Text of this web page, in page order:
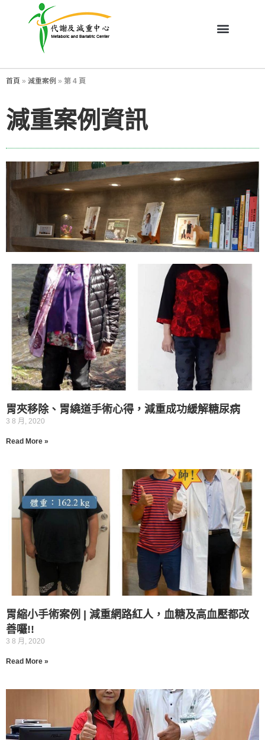
首頁 » 減重案例 » 第 4 頁
減重案例資訊
胃夾移除、胃繞道手術心得，減重成功緩解糖尿病
3 8 月, 2020
Read More »
胃縮小手術案例 | 減重網路紅人，血糖及高血壓都改
善囉!!
3 8 月, 2020
Read More »